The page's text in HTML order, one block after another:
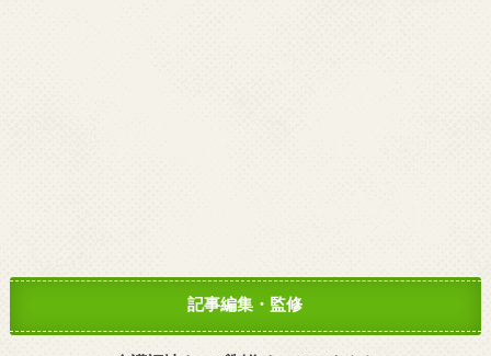
記事編集・監修